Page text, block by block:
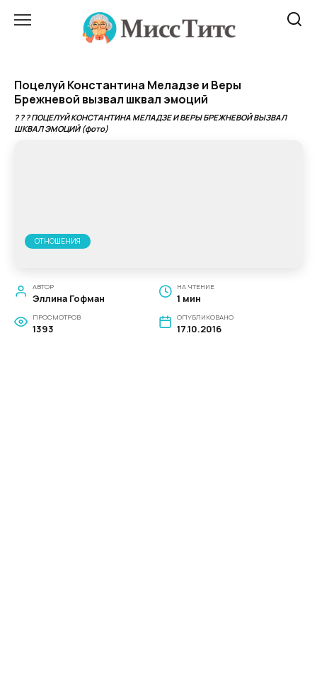
Поцелуй Константина Меладзе и Веры
Брежневой вызвал шквал эмоций
? ? ? ПОЦЕЛУЙ КОНСТАНТИНА МЕЛАДЗЕ И ВЕРЫ БРЕЖНЕВОЙ ВЫЗВАЛ
ШКВАЛ ЭМОЦИЙ (фото)
ОТНОШЕНИЯ
АВТОР
Эллина Гофман
НА ЧТЕНИЕ
1 мин
ПРОСМОТРОВ
1393
ОПУБЛИКОВАНО
17.10.2016